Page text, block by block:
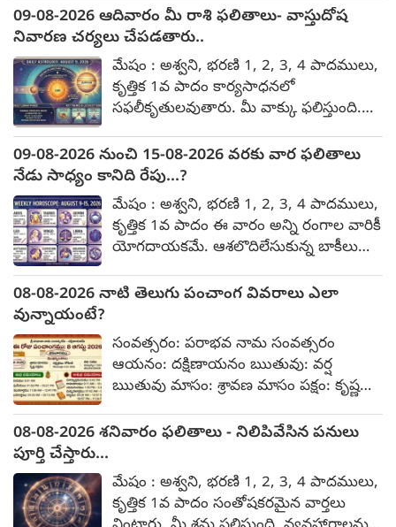
తిథి - నక్షత్రం తిథి: ఏకాదశి ఉదయం 11:05
వరకు, తదనంతరం ద్వాదశి నక్షత్రం: మృగశిర
మధ్యాహ్నం 02:43 వరకు, తదనంతరం ఆరుద్ర
యోగం: హర్షణ రాత్రి 02:04 వరకు (ఆగస్టు 10
తెల్లవారుజామున) కరణం: బాలవ ఉదయం
11:05 వరకు, తదనంతరం కౌలవ
09-08-2026 ఆదివారం మీ రాశి ఫలితాలు- వాస్తుదోష
నివారణ చర్యలు చేపడతారు..
మేషం : అశ్వని, భరణి 1, 2, 3, 4 పాదములు,
కృత్తిక 1వ పాదం కార్యసాధనలో
సఫలీకృతులవుతారు. మీ వాక్కు ఫలిస్తుంది.
అదుపులో ఉండవు బాధ్యతలు స్వయంగా
చూసుకోండి. పత్రాలు, ఆభరణాలు జాగ్రత్త.
పనులు సానుకూలమవుతాయి. వివాదాలు
కొలిక్కివస్తాయి. ప్రయాణం విరమించుకుంటారు.
వృషభం : కృత్తిక 2, 3, 4 పాదాలు, రోహిణి,
మృగశిర 1, 2, పాదాలు రావలసిన ధనం
అందుతుంది. ఖరీదైన వస్తువులు కొనుగోలు
చేస్తారు. పత్రాలు జాగ్రత్త. మీ జోక్యం
ఎదురవుతుంది. పనుల్లో ఒత్తిడి అధికం. కీలక
సమావేశాల్లో పాల్గొంటారు. అసాంఘిక
కార్యకలాపాలు పాల్పడవద్దు.
09-08-2026 నుంచి 15-08-2026 వరకు వార ఫలితాలు
నేడు సాధ్యం కానిది రేపు...?
మేషం : అశ్వని, భరణి 1, 2, 3, 4 పాదములు,
కృత్తిక 1వ పాదం ఈ వారం అన్ని రంగాల వారికీ
యోగదాయకమే. ఆశలొదిలేసుకున్న బాకీలు
చురుకుగా సాగుతాయి. అవగాహన లేని
చూసీచూడనట్టు వదిలేయండి.
వివాహయత్నాలు తీవ్రంగా సాగిస్తారు. ఒక
సంబంధం ఆసక్తి కలిగిస్తుంది. అవతలి వారి
తాహతును క్షుణ్ణంగా తెలుసుకోండి. దంపతుల
మధ్య దాపరికం తగదు. ఆరోగ్యం బాగుంటుంది.
ఉల్లాసంగా గడుపుతారు. పత్రాల్లో సవరణలు
సాధ్యం కానిది రేపు అనుకూలిస్తుంది. సంతానం
కదలికలపై దృష్టిసారించండి. ఏ విషయాన్ని
08-08-2026 నాటి తెలుగు పంచాంగ వివరాలు ఎలా
వున్నాయంటే?
సంవత్సరం: పరాభవ నామ సంవత్సరం
ఆయనం: దక్షిణాయనం ఋతువు: వర్ష
ఋతువు మాసం: శ్రావణ మాసం పక్షం: కృష్ణ
మధ్యాహ్నం 01:54 గంటల నుండి మధ్యాహ్నం
ఉదయం 11:56 గంటల నుండి మధ్యాహ్నం
12:47 వరకు తిథి దశమి : ఆగస్ట్ 07
సాయంత్రం 04:37 గంటల నుండి 08వ తేదీ
08-08-2026 శనివారం ఫలితాలు - నిలిపివేసిన పనులు
పూర్తి చేస్తారు...
మేషం : అశ్వని, భరణి 1, 2, 3, 4 పాదములు,
కృత్తిక 1వ పాదం సంతోషకరమైన వార్తలు